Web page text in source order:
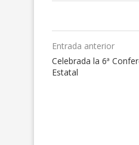
Entrada anterior
Celebrada la 6ª
Estatal